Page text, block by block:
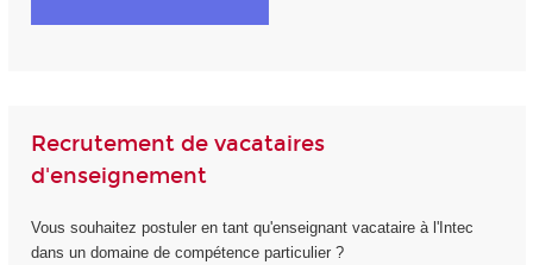
Recrutement de vacataires
d'enseignement
Vous souhaitez postuler en tant qu'enseignant vacataire à l'Intec
dans un domaine de compétence particulier ?